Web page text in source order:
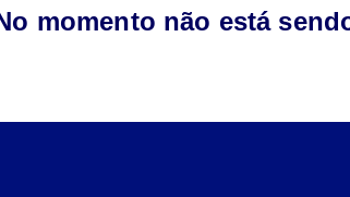
momento não está